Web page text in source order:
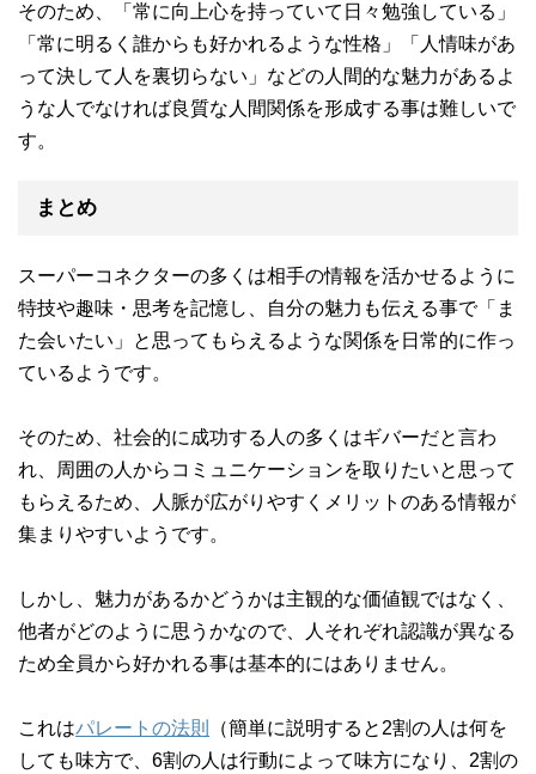
そのため、「常に向上心を持っていて日々勉強している」
「常に明るく誰からも好かれるような性格」「人情味があ
って決して人を裏切らない」などの人間的な魅力があるよ
うな人でなければ良質な人間関係を形成する事は難しいで
す。
まとめ
スーパーコネクターの多くは相手の情報を活かせるように
特技や趣味・思考を記憶し、自分の魅力も伝える事で「ま
た会いたい」と思ってもらえるような関係を日常的に作っ
ているようです。
そのため、社会的に成功する人の多くはギバーだと言わ
れ、周囲の人からコミュニケーションを取りたいと思って
もらえるため、人脈が広がりやすくメリットのある情報が
集まりやすいようです。
しかし、魅力があるかどうかは主観的な価値観ではなく、
他者がどのように思うかなので、人それぞれ認識が異なる
ため全員から好かれる事は基本的にはありません。
これはパレートの法則
（簡単に説明すると2割の人は何を
しても味方で、6割の人は行動によって味方になり、2割の